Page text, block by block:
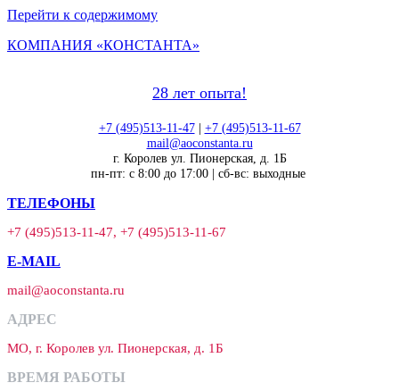
Перейти к содержимому
КОМПАНИЯ «КОНСТАНТА»
28 лет опыта!
+7 (495)513-11-47| +7 (495)513-11-67
mail@aoconstanta.ru
г. Королев ул. Пионерская, д. 1Б
пн-пт: с 8:00 до 17:00 | сб-вс: выходные
ТЕЛЕФОНЫ
+7 (495)513-11-47, +7 (495)513-11-67
E-MAIL
mail@aoconstanta.ru
АДРЕС
МО, г. Королев ул. Пионерская, д. 1Б
ВРЕМЯ РАБОТЫ